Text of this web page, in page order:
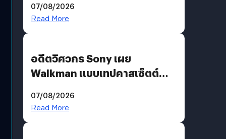
07/08/2026
Read More
อดีตวิศวกร Sony เผย
Walkman แบบเทปคาสเซ็ตต์
07/08/2026
Read More